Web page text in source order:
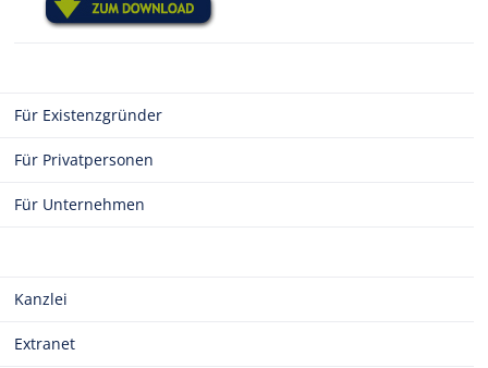
Für Existenzgründer
Für Privatpersonen
Für Unternehmen
Kanzlei
Extranet